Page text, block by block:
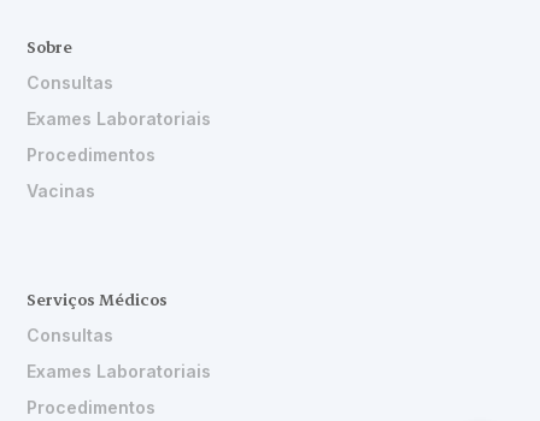
Sobre
Consultas
Exames Laboratoriais
Procedimentos
Vacinas
Serviços Médicos
Consultas
Exames Laboratoriais
Procedimentos